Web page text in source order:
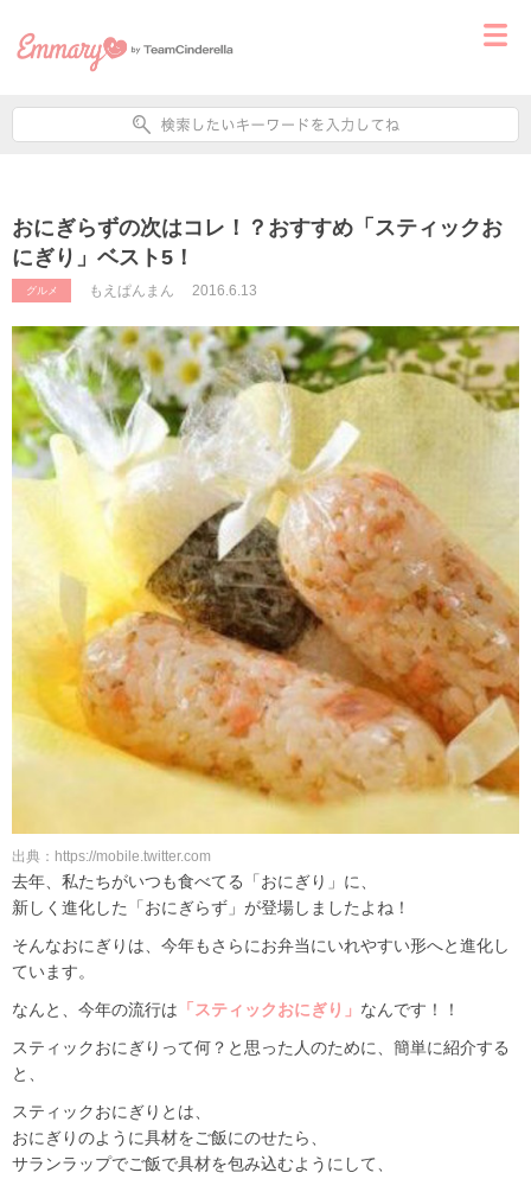
おにぎらずの次はコレ！？おすすめ「スティックお
にぎり」ベスト5！
グルメ もえぱんまん 2016.6.13
出典：https://mobile.twitter.com
去年、私たちがいつも食べてる「おにぎり」に、
新しく進化した「おにぎらず」が登場しましたよね！
そんなおにぎりは、今年もさらにお弁当にいれやすい形へと進化し
ています。
なんと、今年の流行は 「スティックおにぎり」 なんです！！
スティックおにぎりって何？と思った人のために、簡単に紹介する
と、
スティックおにぎりとは、
おにぎりのように具材をご飯にのせたら、
サランラップでご飯で具材を包み込むようにして、